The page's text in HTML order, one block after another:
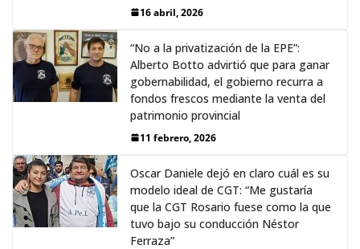
16 abril, 2026
“No a la privatización de la EPE”:
Alberto Botto advirtió que para ganar
gobernabilidad, el gobierno recurra a
fondos frescos mediante la venta del
patrimonio provincial
11 febrero, 2026
Oscar Daniele dejó en claro cuál es su
modelo ideal de CGT: “Me gustaría
que la CGT Rosario fuese como la que
tuvo bajo su conducción Néstor
Ferraza”